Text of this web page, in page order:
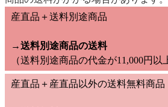
産直品＋送料別途商品
→送料別途商品の送料
（送料別途商品の代金が11,000円以
産直品＋産直品以外の送料無料商品